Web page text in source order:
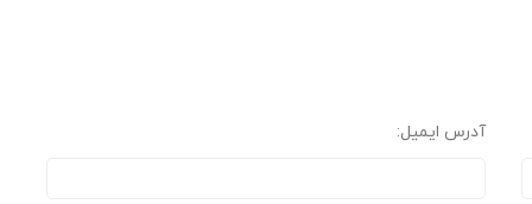
آدرس ایمیل: